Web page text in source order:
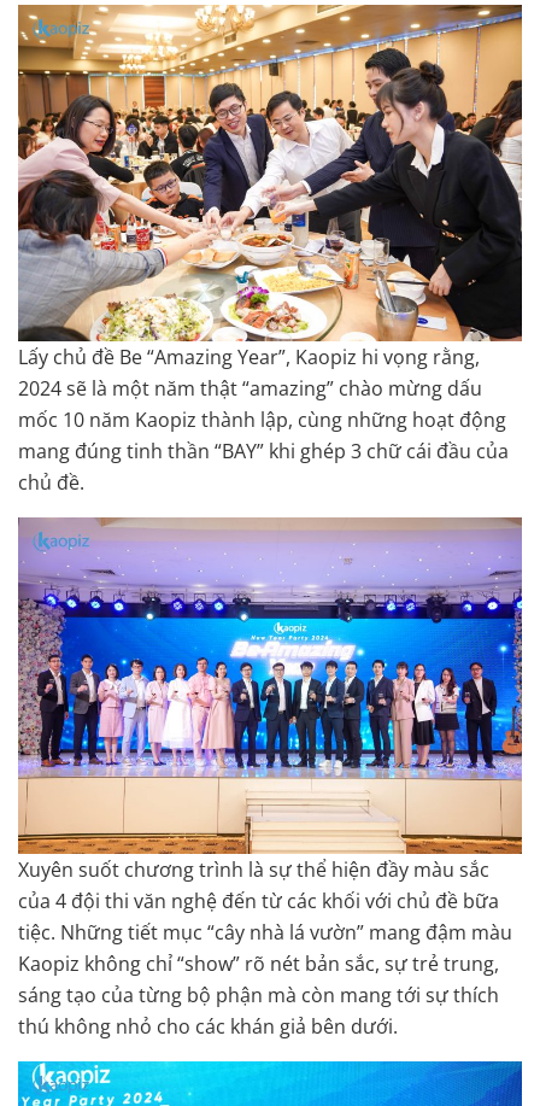
Lấy chủ đề Be “Amazing Year”, Kaopiz hi vọng rằng,
2024 sẽ là một năm thật “amazing” chào mừng dấu
mốc 10 năm Kaopiz thành lập, cùng những hoạt động
mang đúng tinh thần “BAY” khi ghép 3 chữ cái đầu của
chủ đề.
Xuyên suốt chương trình là sự thể hiện đầy màu sắc
của 4 đội thi văn nghệ đến từ các khối với chủ đề bữa
tiệc. Những tiết mục “cây nhà lá vườn” mang đậm màu
Kaopiz không chỉ “show” rõ nét bản sắc, sự trẻ trung,
sáng tạo của từng bộ phận mà còn mang tới sự thích
thú không nhỏ cho các khán giả bên dưới.